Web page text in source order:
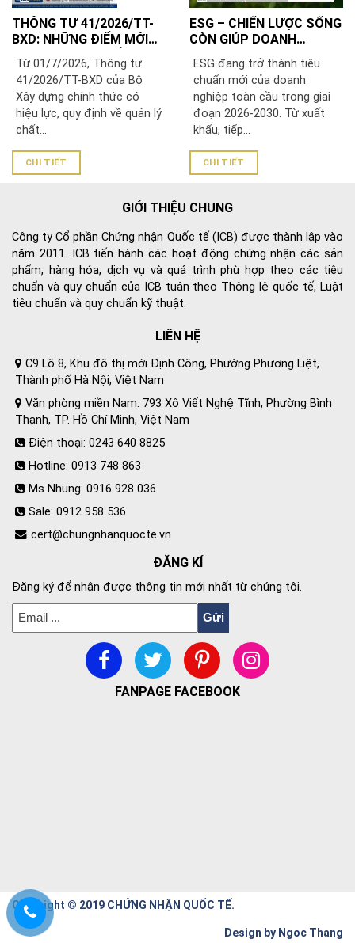
THÔNG TƯ 41/2026/TT-
BXD: NHỮNG ĐIỂM MỚI
DOANH NGHIỆP SẢN
XUẤT, NHẬP KHẨU VẬT
LIỆU XÂY DỰNG CẦN BIẾT
Từ 01/7/2026, Thông tư
41/2026/TT-BXD của Bộ
Xây dựng chính thức có
hiệu lực, quy định về quản lý
chất...
CHI TIẾT
ESG – CHIẾN LƯỢC SỐNG
CÒN GIÚP DOANH
NGHIỆP VIỆT NAM PHÁT
TRIỂN BỀN VỮNG VÀ
VƯƠN RA THỊ TRƯỜNG
QUỐC TẾ
ESG đang trở thành tiêu
chuẩn mới của doanh
nghiệp toàn cầu trong giai
đoạn 2026-2030. Từ xuất
khẩu, tiếp...
CHI TIẾT
GIỚI THIỆU CHUNG
Công ty Cổ phần Chứng nhận Quốc tế (ICB) được thành lập vào
năm 2011. ICB tiến hành các hoạt động chứng nhận các sản
phẩm, hàng hóa, dịch vụ và quá trình phù hợp theo các tiêu
chuẩn và quy chuẩn của ICB tuân theo Thông lệ quốc tế, Luật
tiêu chuẩn và quy chuẩn kỹ thuật.
LIÊN HỆ
C9 Lô 8, Khu đô thị mới Định Công, Phường Phương Liệt,
Thành phố Hà Nội, Việt Nam
Văn phòng miền Nam: 793 Xô Viết Nghệ Tĩnh, Phường Bình
Thạnh, TP. Hồ Chí Minh, Việt Nam
Điện thoại: 0243 640 8825
Hotline: 0913 748 863
Ms Nhung: 0916 928 036
Sale: 0912 958 536
cert@chungnhanquocte.vn
ĐĂNG KÍ
Đăng ký để nhận được thông tin mới nhất từ chúng tôi.
FANPAGE FACEBOOK
Copyright © 2019 CHỨNG NHẬN QUỐC TẾ.
Design by Ngoc Thang